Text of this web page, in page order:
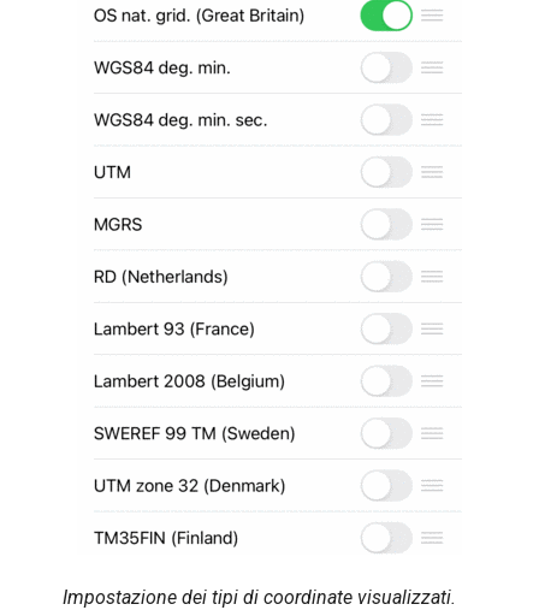
Impostazione dei tipi di coordinate visualizzati.